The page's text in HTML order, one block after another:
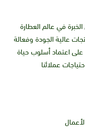
أكثر من 20 عاما من الخبرة في عالم العطارة
عالية الجودة وفعالة
على اعتماد أسلوب حياة
عملائنا